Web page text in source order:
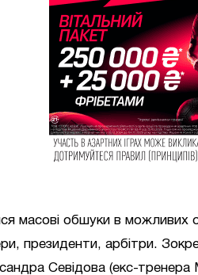
масові обшуки в можливих
президенти, арбітри.
Севідова (екс-